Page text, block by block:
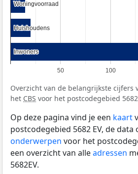
50 100
Woningvoorraad
Woningvoorraad
Huishoudens
Huishoudens
Inwoners
Inwoners
Overzicht van de belangrijkste cijfers
het CBS voor het postcodegebied 5682
Op deze pagina vind je een kaart
postcodegebied 5682 EV, de data
onderwerpen voor het
een overzicht van alleadressen
5682EV.